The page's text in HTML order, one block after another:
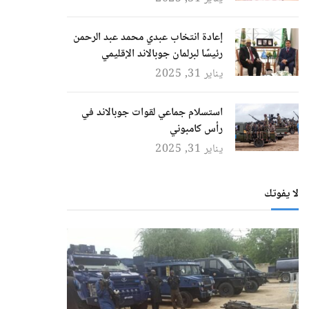
إعادة انتخاب عبدي محمد عبد الرحمن
رئيسًا لبرلمان جوبالاند الإقليمي
يناير 31, 2025
استسلام جماعي لقوات جوبالاند في
رأس كامبوني
يناير 31, 2025
لا يفوتك